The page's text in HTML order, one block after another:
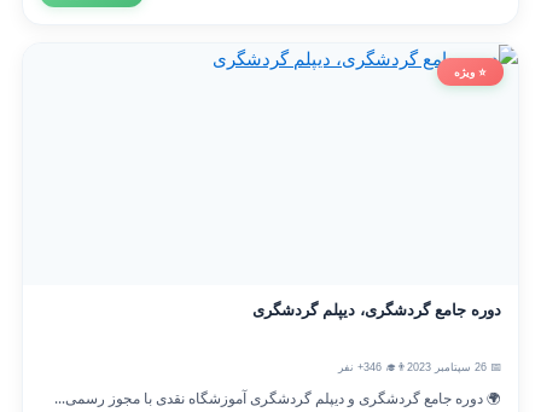
⭐ ویژه
دوره جامع گردشگری، دیپلم گردشگری
👨‍🎓 346+ نفر
🌍 دوره جامع گردشگری و دیپلم گردشگری آموزشگاه نقدی با مجوز رسمی...